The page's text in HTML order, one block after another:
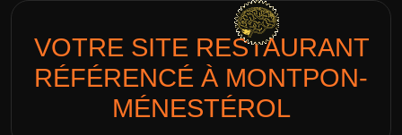
VOTRE SITE RESTAURANT
RÉFÉRENCÉ À MONTPON-
MÉNESTÉROL